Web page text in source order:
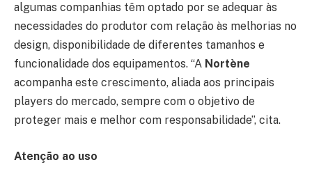
algumas companhias têm optado por se adequar às
necessidades do produtor com relação às melhorias no
design, disponibilidade de diferentes tamanhos e
funcionalidade dos equipamentos. “A Nortène
acompanha este crescimento, aliada aos principais
players do mercado, sempre com o objetivo de
proteger mais e melhor com responsabilidade”, cita.
Atenção ao uso